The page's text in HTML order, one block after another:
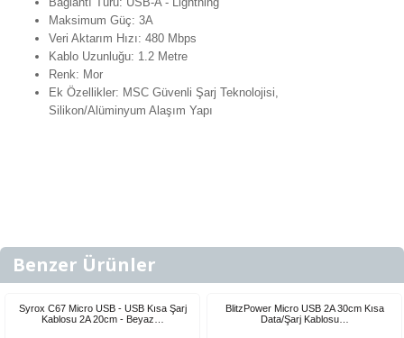
Maksimum Güç: 3A
Veri Aktarım Hızı: 480 Mbps
Kablo Uzunluğu: 1.2 Metre
Renk: Mor
Ek Özellikler: MSC Güvenli Şarj Teknolojisi,
Silikon/Alüminyum Alaşım Yapı
Benzer Ürünler
Syrox C67 Micro USB - USB Kısa Şarj
Kablosu 2A 20cm - Beyaz…
BlitzPower Micro USB 2A 30cm Kısa
Data/Şarj Kablosu…